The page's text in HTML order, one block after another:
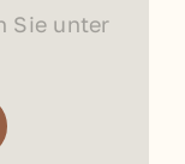
Sie unter